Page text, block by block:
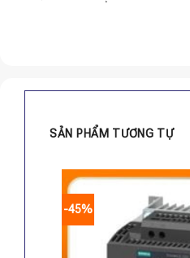
SẢN PHẨM TƯƠNG TỰ
-45%